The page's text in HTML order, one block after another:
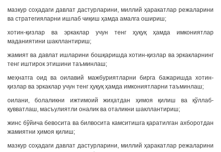
мазкур соҳадаги давлат дастурларини, миллий ҳаракатлар режаларини
ва стратегияларни ишлаб чиқиш ҳамда амалга ошириш;
хотин-қизлар ва эркаклар учун тенг ҳуқуқ ҳамда имкониятлар
маданиятини шакллантириш;
жамият ва давлат ишларини бошқаришда хотин-қизлар ва эркакларнинг
тенг иштирок этишини таъминлаш;
меҳнатга оид ва оилавий мажбуриятларни бирга бажаришда хотин-
қизлар ва эркаклар учун тенг ҳуқуқ ҳамда имкониятларни таъминлаш;
оилани, болаликни ижтимоий жиҳатдан ҳимоя қилиш ва қўллаб-
қувватлаш, масъулиятли оналик ва оталикни шакллантириш;
жинс бўйича бевосита ва билвосита камситишга қаратилган ахборотдан
жамиятни ҳимоя қилиш;
мазкур соҳадаги давлат дастурларини, миллий ҳаракатлар режаларини